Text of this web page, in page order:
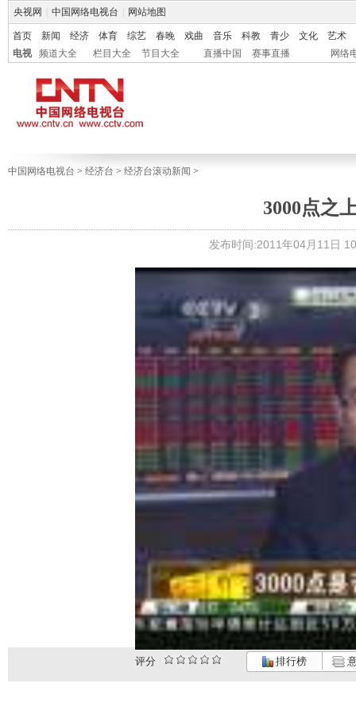
央视网 中国网络电视台 网站地图
首页 新闻 经济 体育 综艺 春晚 戏曲 音乐 科教 青少 文化
艺术
电视
频道大全 栏目大全 节目大全 直播中国 赛事直播 网络
中国网络电视台 > 经济台 > 经济台滚动新闻 >
3000点之
发布时间:2011年04月11日
评分 排行榜